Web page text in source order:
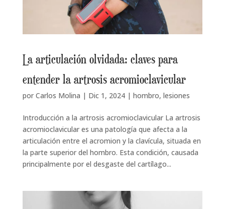
La articulación olvidada: claves para
entender la artrosis acromioclavicular
por Carlos Molina | Dic 1, 2024| hombro, lesiones
Introducción a la artrosis acromioclavicular La artrosis
acromioclavicular es una patología que afecta a la
articulación entre el acromion y la clavícula, situada en
la parte superior del hombro. Esta condición, causada
principalmente por el desgaste del cartílago...